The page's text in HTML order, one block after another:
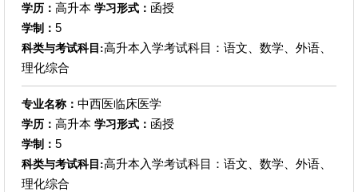
学历： 高升本 学习形式： 函授
学制： 5
科类与考试科目:高升本入学考试科目：语文、数学、外语、
理化综合
专业名称： 中西医临床医学
学历： 高升本 学习形式： 函授
学制： 5
科类与考试科目:高升本入学考试科目：语文、数学、外语、
理化综合